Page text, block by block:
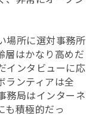
場所に選対事務所
層はかなり高めだ
インタビューに応
ランティアは全
務局はインターネ
も積極的だっ